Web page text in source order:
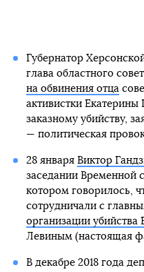
Губернатор
глава областного
на обвинения отца
активистки Екатерины
заказному убийству,
— политическая
28 января Виктор
заседании Временной
котором говорилось,
сотрудничали с
организации убийства
Левиным (настоящая
В декабре 2018 года